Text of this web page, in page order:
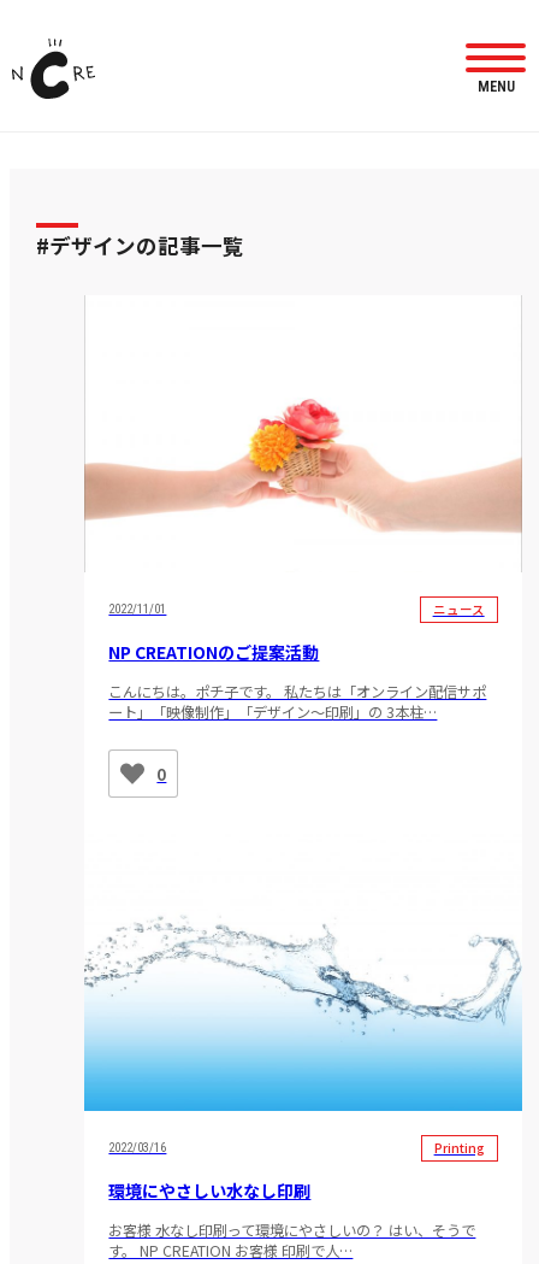
MENU
#デザインの記事一覧
2022/11/01 ニュース
NP CREATIONのご提案活動
こんにちは。ポチ子です。 私たちは「オンライン配信サポ
ート」「映像制作」「デザイン～印刷」の 3本柱…
0
2022/03/16 Printing
環境にやさしい水なし印刷
お客様 水なし印刷って環境にやさしいの？ はい、そうで
す。 NP CREATION お客様 印刷で人…